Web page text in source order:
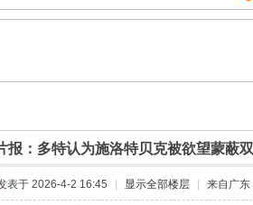
报：多特认为施洛特贝克被欲望蒙蔽
表于 2026-4-2 16:45 显示全部楼层 来自广东